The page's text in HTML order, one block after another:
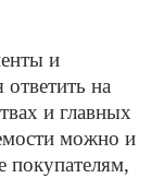
и
на
и главных
можно и
покупателям,